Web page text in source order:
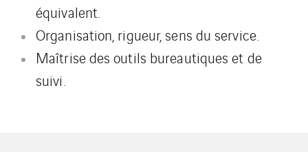
équivalent.
Organisation, rigueur, sens du service.
Maîtrise des outils bureautiques et de
suivi.